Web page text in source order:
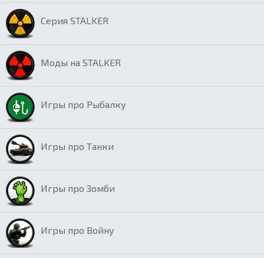
Серия STALKER
Моды на STALKER
Игры про Рыбалку
Игры про Танки
Игры про Зомби
Игры про Войну